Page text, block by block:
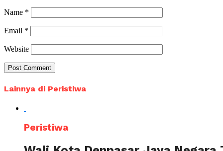
Name *
Email *
Website
Lainnya di Peristiwa
Peristiwa